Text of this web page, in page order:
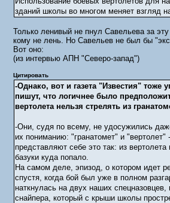
зданий школы во многом меняет
Только ленивый не пнул Савельева за
кому не лень. Но Савельев не был бы
Вот оно:
(из интервью АПН "Северо-запад")
Цитировать
-Однако, вот и газета "Известия"
пишут, что логичнее было
вертолета нельзя стрелять из
-Они, судя по всему, не удосужились
их пониманию: "гранатомет" и
представляют себе это так: из
базуки куда попало.
На самом деле, эпизод, о котором идет
спустя, когда бой был уже в полном
наткнулась на двух наших
снайпера, который с крыши школы